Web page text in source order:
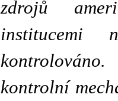
zdrojů
institucemi
kontrolní